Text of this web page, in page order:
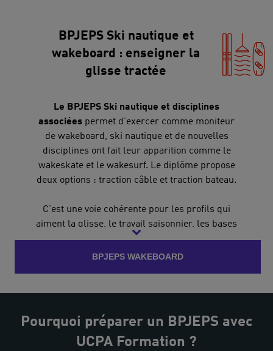
BPJEPS Ski nautique et
wakeboard : enseigner la
glisse tractée
Le BPJEPS Ski nautique et disciplines
associées permet d’exercer comme moniteur
de wakeboard, ski nautique et de nouvelles
disciplines ont fait leur apparition comme le
wakeskate et le wakesurf. Le diplôme propose
deux options : traction câble et traction bateau.
C’est une voie cohérente pour les profils qui
aiment la glisse, le travail saisonnier, les bases
nautiques et l’accompagnement de publics
débutants comme confirmés. UCPA Formation
BPJEPS WAKEBOARD
Pourquoi préparer un BPJEPS avec
UCPA Formation ?